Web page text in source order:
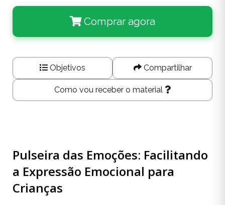
Comprar agora
Objetivos Compartilhar
Como vou receber o material
Pulseira das Emoções: Facilitando
a Expressão Emocional para
Crianças